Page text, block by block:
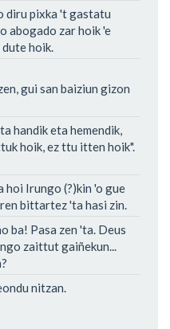
diru pixka 't gastatu
abogado zar hoik 'e
hoik.
gui san baiziun gizon
handik eta hemendik,
hoik, ez ttu itten hoik".
hoi Irungo (?)kin 'o gue
bittartez 'ta hasi zin.
ba! Pasa zen 'ta. Deus
zaittut gaiñekun...
nitzan.